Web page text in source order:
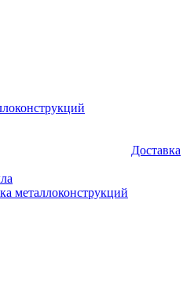
металлоконструкций
Доставка